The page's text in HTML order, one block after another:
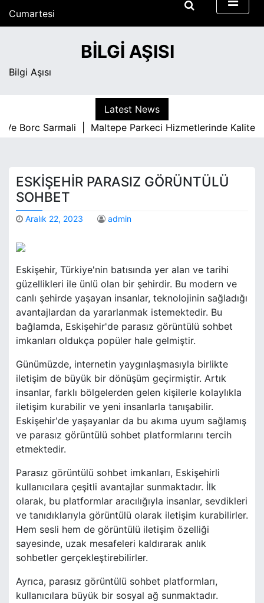
Cumartesi
Ağustos 8, 2026
BILGI AŞISI
Bilgi Aşısı
Latest News
Borc Sarmali |
Maltepe Parkeci Hizmetlerinde Kaliteyi
ESKIŞEHIR PARASIZ GÖRÜNTÜLÜ
SOHBET
Aralık 22, 2023 admin
Eskişehir, Türkiye'nin batısında yer alan ve tarihi
güzellikleri ile ünlü olan bir şehirdir. Bu modern ve
canlı şehirde yaşayan insanlar, teknolojinin sağladığı
avantajlardan da yararlanmak istemektedir. Bu
bağlamda, Eskişehir'de parasız görüntülü sohbet
imkanları oldukça popüler hale gelmiştir.
Günümüzde, internetin yaygınlaşmasıyla birlikte
iletişim de büyük bir dönüşüm geçirmiştir. Artık
insanlar, farklı bölgelerden gelen kişilerle kolaylıkla
iletişim kurabilir ve yeni insanlarla tanışabilir.
Eskişehir'de yaşayanlar da bu akıma uyum sağlamış
ve parasız görüntülü sohbet platformlarını tercih
etmektedir.
Parasız görüntülü sohbet imkanları, Eskişehirli
kullanıcılara çeşitli avantajlar sunmaktadır. İlk
olarak, bu platformlar aracılığıyla insanlar, sevdikleri
ve tanıdıklarıyla görüntülü olarak iletişim kurabilirler.
Hem sesli hem de görüntülü iletişim özelliği
sayesinde, uzak mesafeleri kaldırarak anlık
sohbetler gerçekleştirebilirler.
Ayrıca, parasız görüntülü sohbet platformları,
kullanıcılara büyük bir sosyal ağ sunmaktadır.